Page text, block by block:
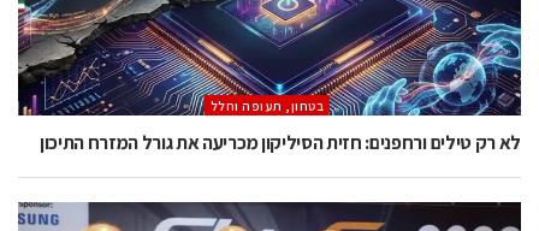
בטחון, תעופה וחלל
לא רק טילים ורחפנים: חזית הסיליקון מכריעה את גורל המזרח התיכון